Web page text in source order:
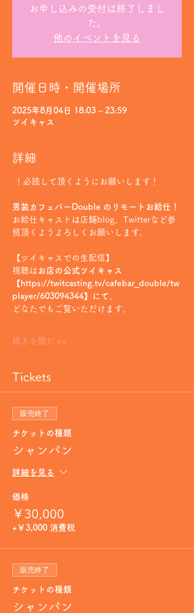
お申し込みの受付は終了しまし
た。
他のイベントを見る
開催日時・開催場所
2025年8月04日 18:03 – 23:59
ツイキャス
詳細
！必読して頂くようにお願いします！
男装カフェバーDouble のリモートお給仕！
お給仕キャストは店鋪blog、Twitterなど参
照頂くようよろしくお願いします。
【ツイキャスでの生配信】
視聴は お店の公式ツイキャス
【https://twitcasting.tv/cafebar_double/tw
player/603094344】にて
どなたでもご覧いただけます。
続きを読む >>
Tickets
販売終了
チケットの種類
シャンパン
詳細を見る
価格
￥30,000
+￥3,000 消費税
販売終了
チケットの種類
シャンパン